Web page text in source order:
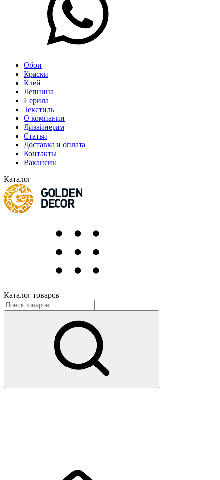
Обои
Краски
Клей
Лепнина
Перила
Текстиль
О компании
Дизайнерам
Статьи
Доставка и оплата
Контакты
Вакансии
Каталог
Каталог товаров